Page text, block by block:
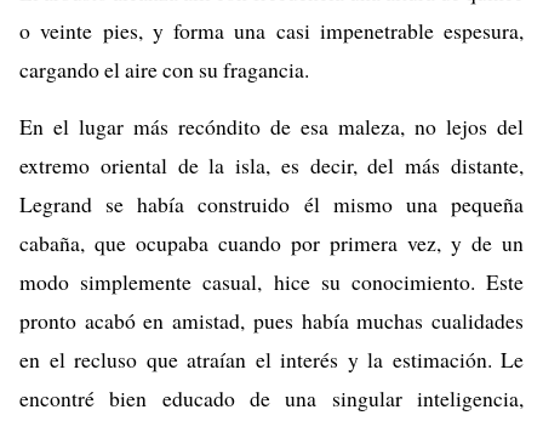
o veinte pies, y forma una casi impenetrable espesura,
cargando el aire con su fragancia.
En el lugar más recóndito de esa maleza, no lejos del
extremo oriental de la isla, es decir, del más distante,
Legrand se había construido él mismo una pequeña
cabaña, que ocupaba cuando por primera vez, y de un
modo simplemente casual, hice su conocimiento. Este
pronto acabó en amistad, pues había muchas cualidades
en el recluso que atraían el interés y la estimación. Le
encontré bien educado de una singular inteligencia,